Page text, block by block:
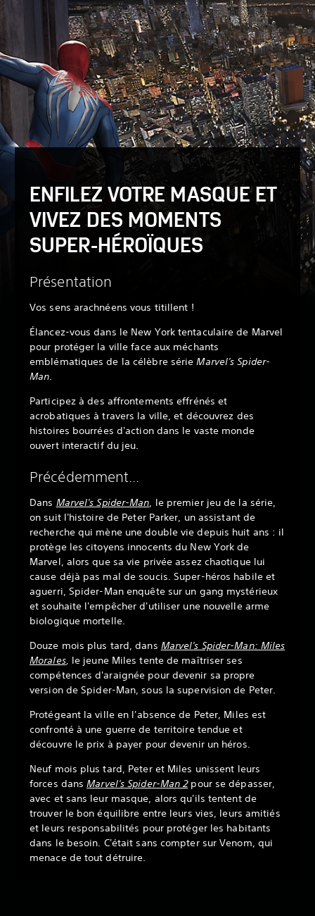
ENFILEZ VOTRE MASQUE ET
VIVEZ DES MOMENTS
SUPER-HÉROÏQUES
Présentation
Vos sens arachnéens vous titillent !
Élancez-vous dans le New York tentaculaire de Marvel
pour protéger la ville face aux méchants
emblématiques de la célèbre sérieMarvel's Spider-
Man.
Participez à des affrontements effrénés et
acrobatiques à travers la ville, et découvrez des
histoires bourrées d'action dans le vaste monde
ouvert interactif du jeu.
Précédemment...
Dans Marvel's Spider-Man, le premier jeu de la série,
on suit l'histoire de Peter Parker, un assistant de
recherche qui mène une double vie depuis huit ans : il
protège les citoyens innocents du New York de
Marvel, alors que sa vie privée assez chaotique lui
cause déjà pas mal de soucis. Super-héros habile et
aguerri, Spider-Man enquête sur un gang mystérieux
et souhaite l'empêcher d'utiliser une nouvelle arme
biologique mortelle.
Douze mois plus tard, dans Marvel's Spider-Man: Miles
Morales, le jeune Miles tente de maîtriser ses
compétences d'araignée pour devenir sa propre
version de Spider-Man, sous la supervision de Peter.
Protégeant la ville en l'absence de Peter, Miles est
confronté à une guerre de territoire tendue et
découvre le prix à payer pour devenir un héros.
Neuf mois plus tard, Peter et Miles unissent leurs
forces dansMarvel's Spider-Man 2pour se dépasser,
avec et sans leur masque, alors qu'ils tentent de
trouver le bon équilibre entre leurs vies, leurs amitiés
et leurs responsabilités pour protéger les habitants
dans le besoin. C'était sans compter sur Venom, qui
menace de tout détruire.